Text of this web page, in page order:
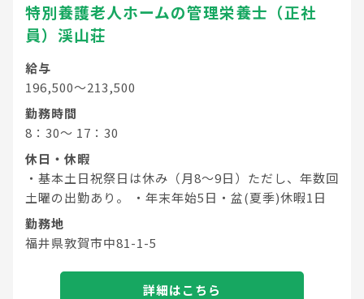
特別養護老人ホームの管理栄養士（正社
員）渓山荘
給与
196,500～213,500
勤務時間
8：30～ 17：30
休日・休暇
・基本土日祝祭日は休み（月8～9日）ただし、年数回
土曜の出勤あり。 ・年末年始5日・盆(夏季)休暇1日
勤務地
福井県敦賀市中81-1-5
詳細はこちら